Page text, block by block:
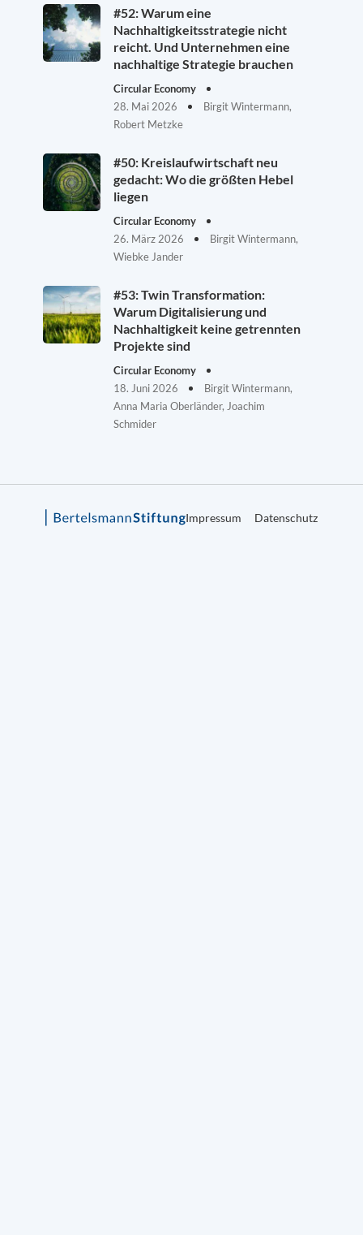
#52: Warum eine
Nachhaltigkeitsstrategie nicht
reicht. Und Unternehmen eine
nachhaltige Strategie brauchen
Circular Economy
28. Mai 2026
Birgit Wintermann,
Robert Metzke
#50: Kreislaufwirtschaft neu
gedacht: Wo die größten Hebel
liegen
Circular Economy
26. März 2026
Birgit Wintermann,
Wiebke Jander
#53: Twin Transformation:
Warum Digitalisierung und
Nachhaltigkeit keine getrennten
Projekte sind
Circular Economy
18. Juni 2026
Birgit Wintermann,
Anna Maria Oberländer, Joachim
Schmider
Impressum Datenschutz